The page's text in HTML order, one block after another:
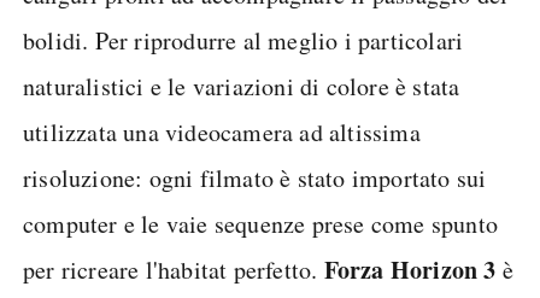
bolidi. Per riprodurre al meglio i particolari
naturalistici e le variazioni di colore è stata
utilizzata una videocamera ad altissima
risoluzione: ogni filmato è stato importato sui
computer e le vaie sequenze prese come spunto
per ricreare l'habitat perfetto. Forza Horizon 3 è